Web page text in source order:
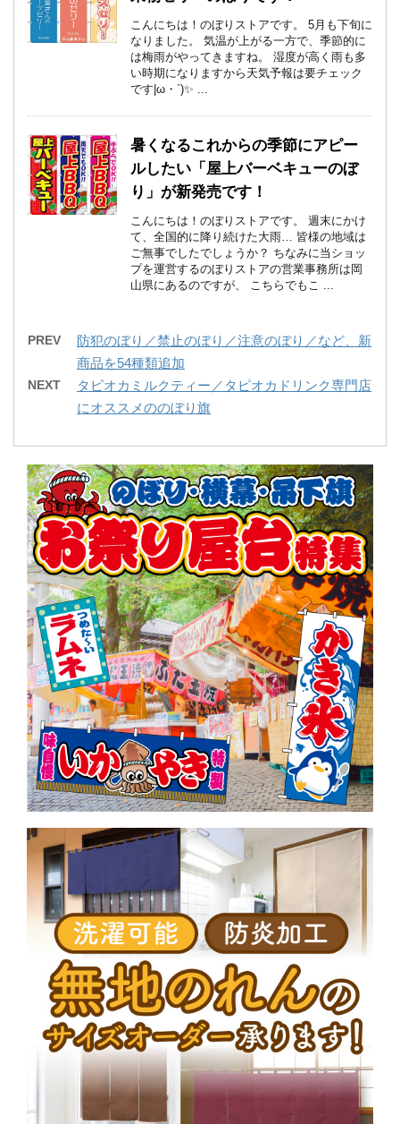
こんにちは！のぼりストアです。 5月も下旬に
なりました。 気温が上がる一方で、季節的に
は梅雨がやってきますね。 湿度が高く雨も多
い時期になりますから天気予報は要チェック
です|ω・`)✨ ...
暑くなるこれからの季節にアピー
ルしたい「屋上バーベキューのぼ
り」が新発売です！
こんにちは！のぼりストアです。 週末にかけ
て、全国的に降り続けた大雨… 皆様の地域は
ご無事でしたでしょうか？ ちなみに当ショッ
プを運営するのぼりストアの営業事務所は岡
山県にあるのですが、 こちらでもこ ...
PREV
防犯のぼり／禁止のぼり／注意のぼり／など、新
商品を54種類追加
NEXT
タピオカミルクティー／タピオカドリンク専門店
にオススメののぼり旗